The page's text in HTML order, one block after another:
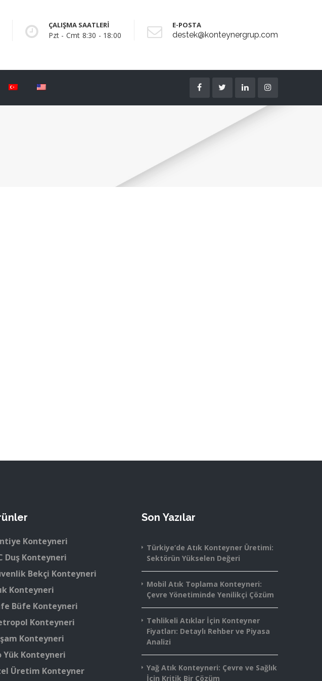
ÇALIŞMA SAATLERİ
Pzt - Cmt 8:30 - 18:00
E-POSTA
destek@konteynergrup.com
Konteyneri
Duş Konteyneri
Bekçi Konteyneri
Konteyneri
Büfe Konteyneri
Konteyneri
Konteyneri
Yük Konteyneri
Üretim Konteyner
Son Yazılar
Türkiye’de Atık Konteyner Üretimi:
Sektörün Yükselen Değeri
Mobil Atık Toplama Konteyneri:
Çevre Yönetiminde Yenilikçi Çözüm
Tehlikeli Atıklar İçin Konteyner
Fiyatları: Detaylı Rehber ve Piyasa
Analizi
Yağ Atık Konteyneri: Çevre ve Sağlık
İçin Kritik Bir Çözüm